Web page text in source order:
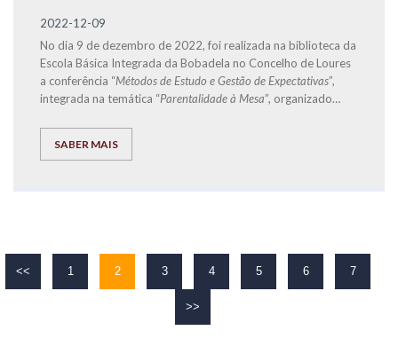
2022-12-09
No dia 9 de dezembro de 2022, foi realizada na biblioteca da
Escola Básica Integrada da Bobadela no Concelho de Loures
a conferência “Métodos de Estudo e Gestão de Expectativas”,
integrada na temática “Parentalidade à Mesa”, organizado
daEXPLICOLÂNDIA
SABER MAIS
<< 1 2 3 4 5 6 7
>>